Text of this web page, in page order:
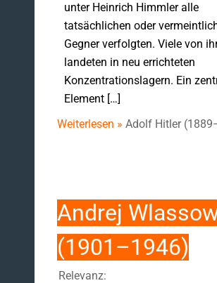
unter Heinrich Himmler alle
tatsächlichen oder
Gegner verfolgten. Viele von
landeten in neu errichteten
Konzentrationslagern. Ein
Element […]
Weiterlesen » Adolf Hitler
Andrej
(1901–1946)
Relevanz: